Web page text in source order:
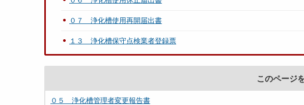
０７ 浄化槽使用再開届出書
１３ 浄化槽保守点検業者登録票
このページ
０５ 浄化槽管理者変更報告書